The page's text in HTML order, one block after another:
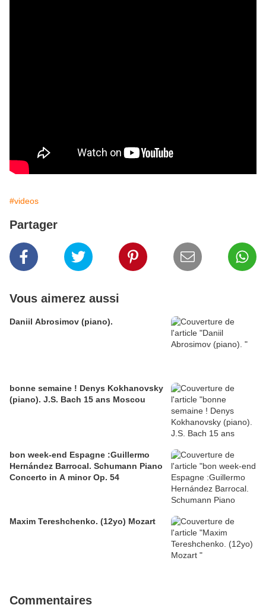
#videos
Partager
Vous aimerez aussi
Daniil Abrosimov (piano).
bonne semaine ! Denys Kokhanovsky
(piano). J.S. Bach 15 ans Moscou
bon week-end Espagne :Guillermo
Hernández Barrocal. Schumann Piano
Concerto in A minor Op. 54
Maxim Tereshchenko. (12yo) Mozart
Commentaires